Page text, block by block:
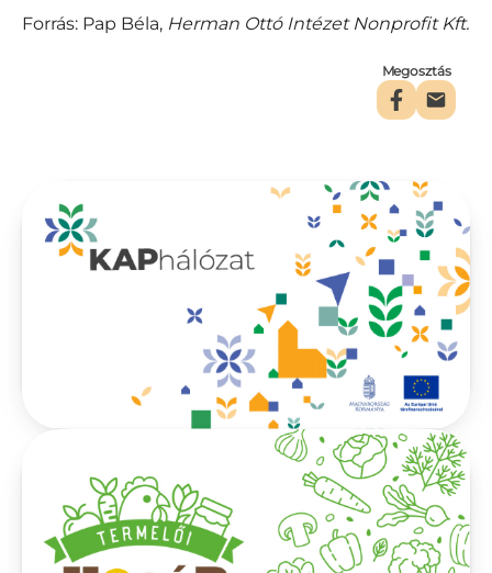
Forrás: Pap Béla, Herman Ottó Intézet Nonprofit Kft.
Megosztás